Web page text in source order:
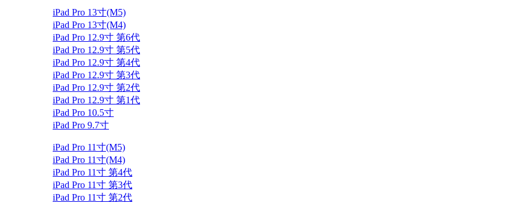
iPad Pro 13寸(M5)
iPad Pro 13寸(M4)
iPad Pro 12.9寸 第6代
iPad Pro 12.9寸 第5代
iPad Pro 12.9寸 第4代
iPad Pro 12.9寸 第3代
iPad Pro 12.9寸 第2代
iPad Pro 12.9寸 第1代
iPad Pro 10.5寸
iPad Pro 9.7寸
iPad Pro 11寸(M5)
iPad Pro 11寸(M4)
iPad Pro 11寸 第4代
iPad Pro 11寸 第3代
iPad Pro 11寸 第2代